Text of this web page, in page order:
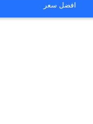
افضل سعر